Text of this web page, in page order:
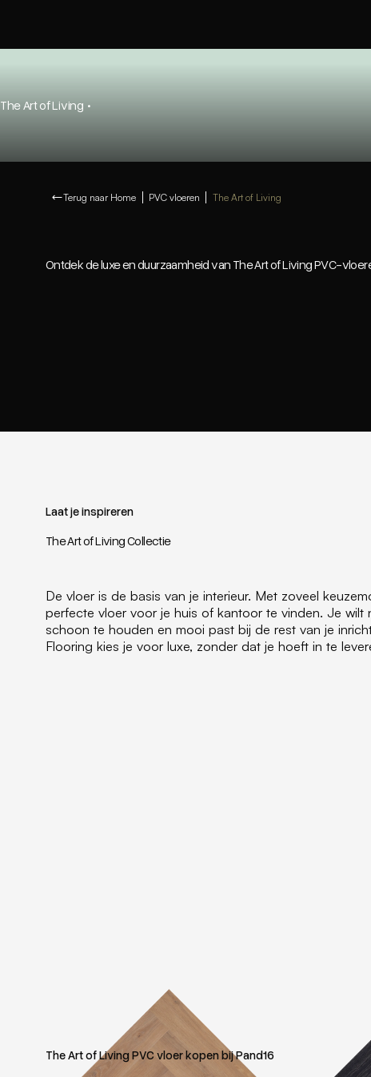
The Art of Living ·
Terug naar Home PVC vloeren The Art of Living
Ontdek de luxe en duurzaamheid van The Art of Living PVC-
Laat je inspireren
The Art of Living Collectie
De vloer is de basis van je interieur. Met zoveel
perfecte vloer voor je huis of kantoor te vinden. Je wilt
schoon te houden en mooi past bij de rest van je
Flooring kies je voor luxe, zonder dat je hoeft in te
The Art of Living PVC vloer kopen bij Pand16